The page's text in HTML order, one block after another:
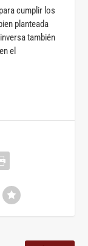
cumplir los
planteada
también
el